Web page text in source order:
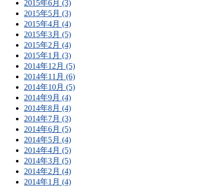
2015年6月 (3)
2015年5月 (3)
2015年4月 (4)
2015年3月 (5)
2015年2月 (4)
2015年1月 (3)
2014年12月 (5)
2014年11月 (6)
2014年10月 (5)
2014年9月 (4)
2014年8月 (4)
2014年7月 (3)
2014年6月 (5)
2014年5月 (4)
2014年4月 (5)
2014年3月 (5)
2014年2月 (4)
2014年1月 (4)